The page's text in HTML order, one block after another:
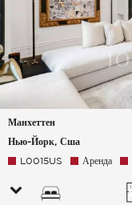
Манхеттен
Нью-Йорк, Сша
L0015US Аренда